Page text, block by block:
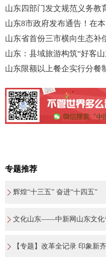
山东四部门发文规范义务教
山东8市政府发布通告！在
山东省首份三市横向生态补
山东：县域旅游构筑“好客山
山东限额以上餐企实行分餐
专题推荐
辉煌“十三五” 奋进“十四五”
文化山东——中新网山东文化
【专题】改革全记录 印象新